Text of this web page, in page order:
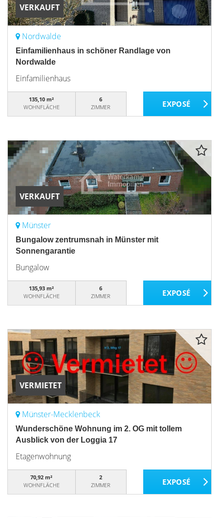
VERKAUFT
Nordwalde
Einfamilienhaus in schöner Randlage von
Nordwalde
Einfamilienhaus
135,10 m²
WOHNFLÄCHE
6
ZIMMER
VERKAUFT
Münster
Bungalow zentrumsnah in Münster mit
Sonnengarantie
Bungalow
135,93 m²
WOHNFLÄCHE
6
ZIMMER
VERMIETET
Münster-Mecklenbeck
Wunderschöne Wohnung im 2. OG mit tollem
Ausblick von der Loggia 17
Etagenwohnung
70,92 m²
WOHNFLÄCHE
2
ZIMMER